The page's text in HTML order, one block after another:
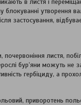
в листя і
блокуванні утворення
застосування,
листя,
бур’яни можуть не
гербіциду, а
приворотень